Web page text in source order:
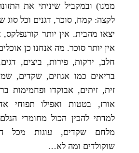
ממנו) ובמקביל שיניתי את
לקצה: קמח, סוכר, דגנים וכל סוג
יצאו מהבית. אין יותר קורנפלקס,
אין יותר סוכר. מה אנחנו כן
חלב, ירקות, פירות, ביצים,
בריאים כמו אגוזים, שקדים,
זית, זיתים, אבוקדו ופחמימות
אורז, בטטות ואפילו תפוחי
למדתי להכין הכול מחומרי
מלחם שקדים, עוגות מכל
שוקולדים ומה לא…